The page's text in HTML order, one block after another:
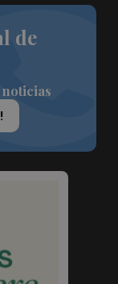
de
noticias